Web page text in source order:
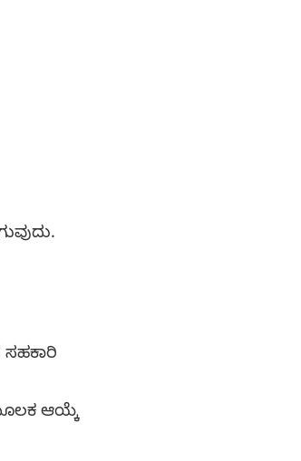
ಸಹಕಾರಿ
ಆಯ್ಕೆ